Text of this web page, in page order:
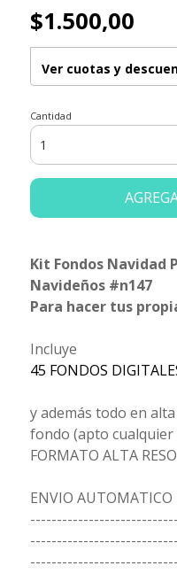
$1.500,00
Ver cuotas y
Cantidad
Kit Fondos Navidad
Navideños #n147
Para hacer tus
Incluye
45 FONDOS
y además todo en
fondo (apto
FORMATO ALTA
ENVIO AUTOMATICO